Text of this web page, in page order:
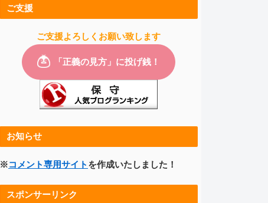
ご支援
ご支援よろしくお願い致します
お知らせ
※コメント専用サイト を作成いたしました！
スポンサーリンク